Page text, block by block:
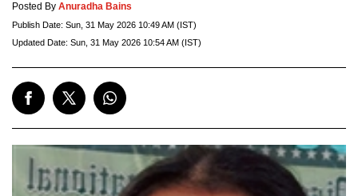
Posted By Anuradha Bains
Publish Date: Sun, 31 May 2026 10:49 AM (IST)
Updated Date: Sun, 31 May 2026 10:54 AM (IST)